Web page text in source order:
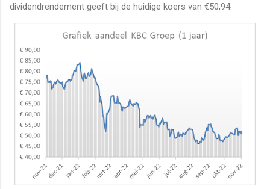
dividendrendement geeft bij de huidige koers van €50,94.